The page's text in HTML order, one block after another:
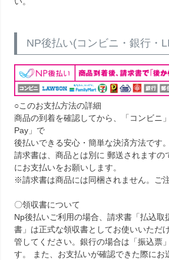
NP後払い(コンビニ・銀行・
○このお支払方法の詳細
商品の到着を確認してから、「コンビニ」
Pay」で
後払いできる安心・簡単な決済方法です。
請求書は、商品とは別に 郵送されますの
にお支払いをお願いします。
※請求書は商品には同梱されません。ご注
〇領収書について
Np後払いご利用の場合、請求書「払込取
書」は正式な領収書としてお使いいただ
管してください。銀行の場合は「振込票
す。 また、お支払いが確認できた際にお